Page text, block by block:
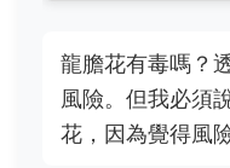
龍膽花有毒嗎？
風險。但我必須
花，因為覺得風